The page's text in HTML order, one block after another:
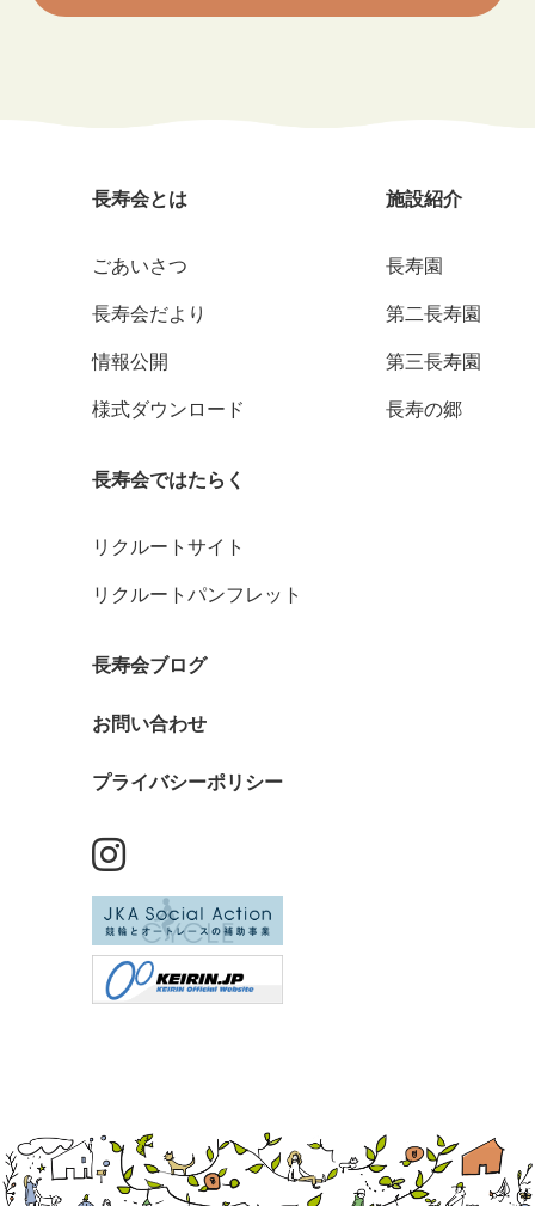
長寿会とは
ごあいさつ
長寿会だより
情報公開
様式ダウンロード
施設紹介
長寿園
第二長寿園
第三長寿園
長寿の郷
長寿会ではたらく
リクルートサイト
リクルートパンフレット
長寿会ブログ
お問い合わせ
プライバシーポリシー